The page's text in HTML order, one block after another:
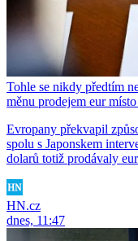
Tohle se nikdy předtím
měnu prodejem eur
Evropany překvapil
spolu s Japonskem
dolarů totiž prodávaly
HN.cz
dnes, 11:47